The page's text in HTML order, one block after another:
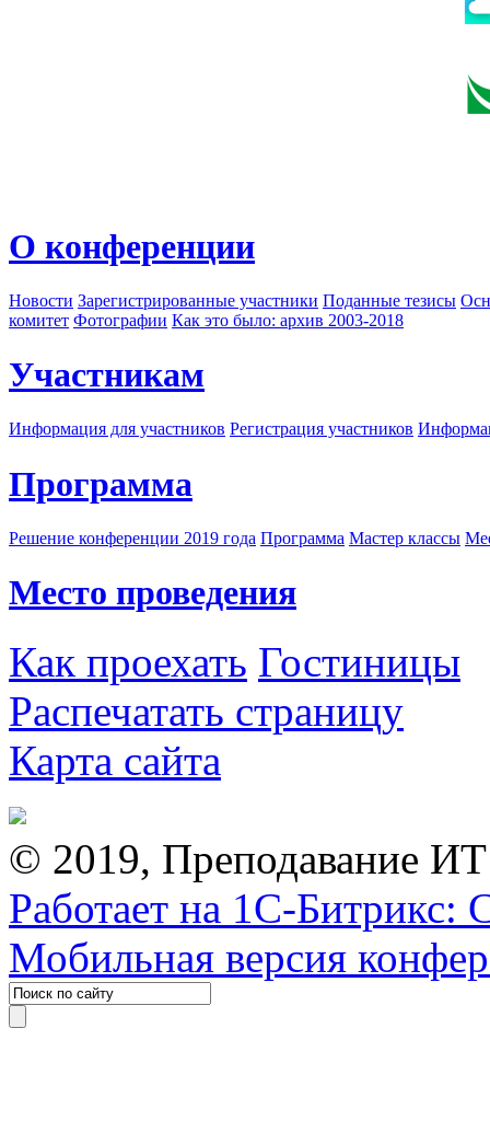
О конференции
Новости Зарегистрированные участники Поданные тезисы
комитет Фотографии Как это было: архив 2003-2018
Участникам
Информация для участников Регистрация участников
Программа
Решение конференции 2019 года Программа Мастер классы
Место проведения
Как проехать Гостиницы
Распечатать страницу
Карта сайта
© 2019, Преподавание
Работает на 1С-Битрикс:
Мобильная версия